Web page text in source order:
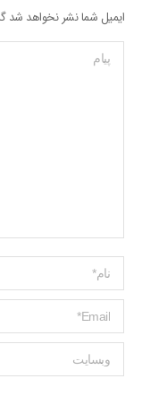
ایمیل شما نشر نخواهد شد
پیام
Name *
ایمیل *
وبسایت